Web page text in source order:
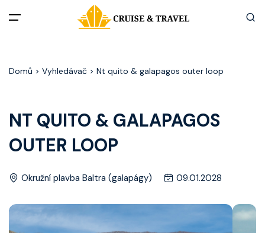
Akční nabídky
Destinace
Zážitky z plaveb
Užitečné informace
Často kladené otázky
Domů > Vyhledávač > Nt quito & galapagos outer loop
NT QUITO & GALAPAGOS
OUTER LOOP
Okružní plavba Baltra (galapágy) 09.01.2028